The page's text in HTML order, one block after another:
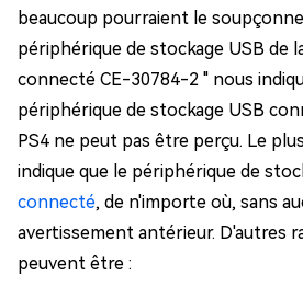
beaucoup pourraient le
périphérique de stockage USB de
connecté CE-30784-2 " nous
périphérique de stockage USB
PS4 ne peut pas être perçu. Le
indique que le périphérique de
connecté, de n'importe où, sans
avertissement antérieur. D'autres
peuvent être :